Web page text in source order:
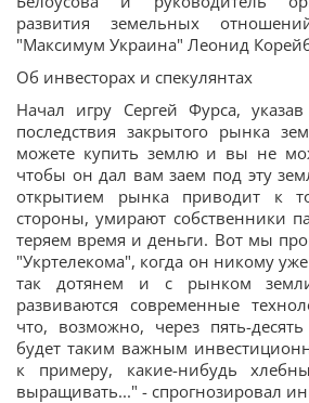
развития земельных
"Максимум Украина" Леонид
Об инвесторах и спекулянтах
Начал игру Сергей Фурса,
последствия закрытого рынка
можете купить землю и вы не
чтобы он дал вам заем под эту
открытием рынка приводит к
стороны, умирают собственники
теряем время и деньги. Вот мы
"Укрте­ле­ко­ма", когда он никому
так дотянем и с рынком
развиваются современные
что, возможно, через пять-
будет таким важным
к примеру, какие-нибудь
выращивать..." - спрогнозировал